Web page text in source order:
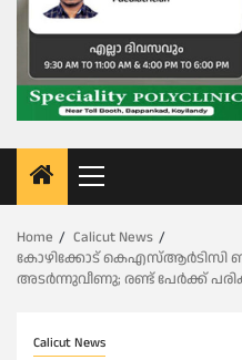
Primary
Menu
Home
Calicut News
കോഴിക്കോട് കെഎസ്ആര്‍ടിസി
അടര്‍ന്നുവീണു; രണ്ട് പേർക്ക്
Calicut News